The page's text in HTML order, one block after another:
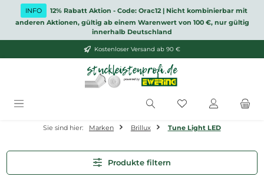
Zum Hauptinhalt springen
INFO
12% Rabatt Aktion - Code: Orac12 | Nicht kombinierbar mit
anderen Aktionen, gültig ab einem Warenwert von 100 €, nur gültig
innerhalb Deutschland
Kostenloser Versand ab 90 €
Du hast 0
Sie sind hier: Marken Brillux Tune Light LED
Produkte filtern